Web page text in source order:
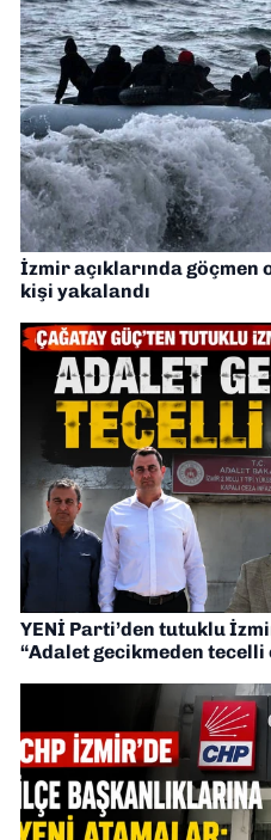
İzmir açıklarında göçmen
kişi yakalandı
YENİ Parti’den tutuklu
“Adalet gecikmeden tecelli